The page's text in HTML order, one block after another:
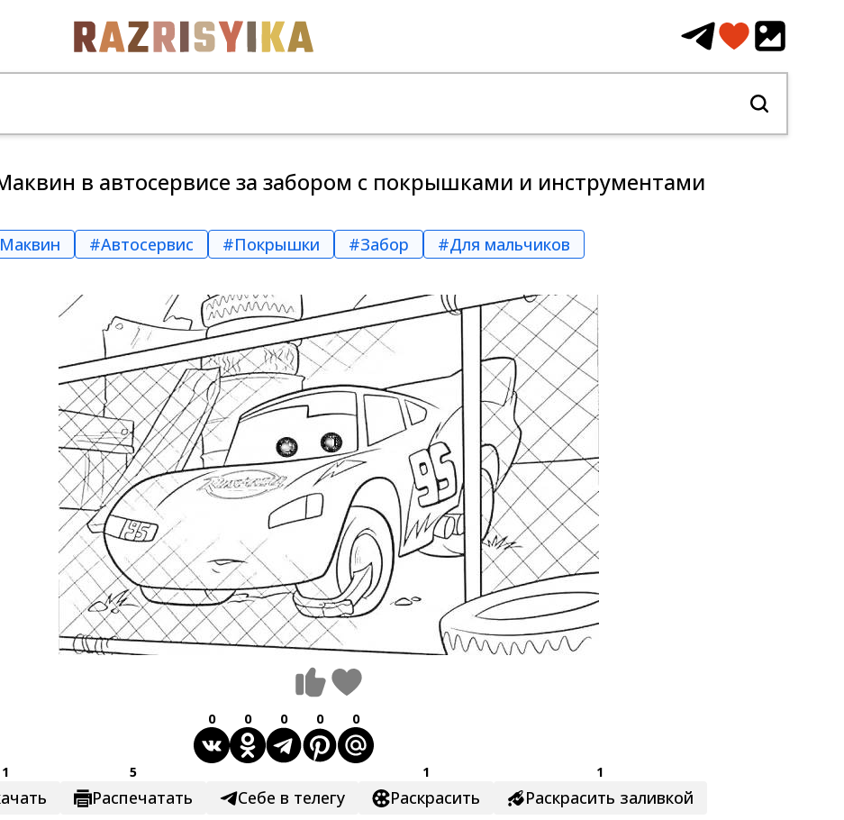
в автосервисе за забором с покрышками и инструментами
#Автосервис #Покрышки #Забор #Для мальчиков
0 0 0 0 0
1 5
Распечатать Себе в телегу
1
Раскрасить
1
Раскрасить заливкой